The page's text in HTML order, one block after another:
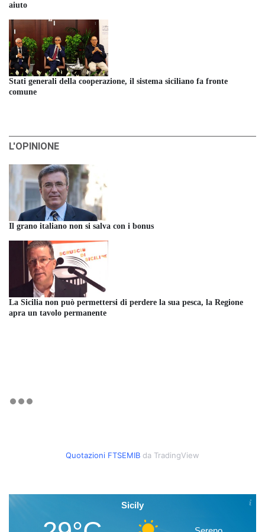
aiuto
Stati generali della cooperazione, il sistema siciliano fa fronte
comune
L'OPINIONE
Il grano italiano non si salva con i bonus
La Sicilia non può permettersi di perdere la sua pesca, la Regione
apra un tavolo permanente
Quotazioni FTSEMIB da TradingView
Sicily